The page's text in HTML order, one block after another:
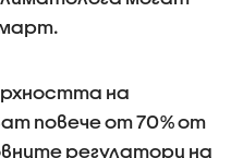
март.
на
повече от 70% от
регулатори на